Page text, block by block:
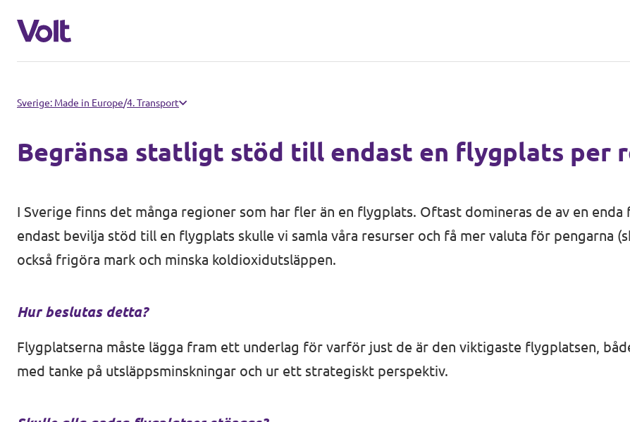
Välj ett språk
Regioner
Volt Stockholm
Kommuner
Volt Stockholm
Politik
Om Volt
Agenda
Valet 2026
Sverige: Made in Europe/4. Transport
Begränsa statligt stöd till endast en flygplats per
I Sverige finns det många regioner som har fler än en flygplats. Oftast domineras de av en
endast bevilja stöd till en flygplats skulle vi samla våra resurser och få mer valuta för pengarna
också frigöra mark och minska koldioxidutsläppen.
Hur beslutas detta?
Flygplatserna måste lägga fram ett underlag för varför just de är den viktigaste flygplatsen,
med tanke på utsläppsminskningar och ur ett strategiskt perspektiv.